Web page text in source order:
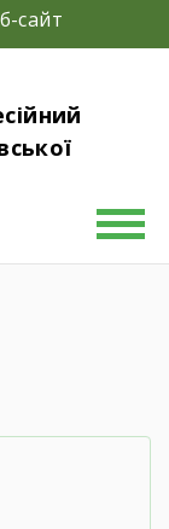
сайт